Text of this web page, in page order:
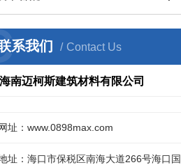
系我们 Contact Us
海南迈柯斯建筑材料有限公司
址：www.0898max.com
址：海口市保税区南海大道266号海口国